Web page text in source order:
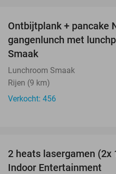
Ontbijtplank + pancake
gangenlunch met
Smaak
Lunchroom Smaak
Rijen (9 km)
Verkocht: 456
2 heats lasergamen (2x
Indoor Entertainment